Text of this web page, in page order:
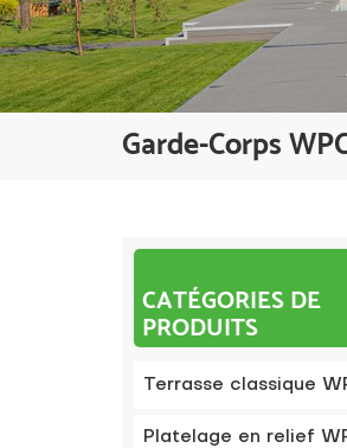
Garde-Corps
CATÉGORIES DE
PRODUITS
Terrasse classique
Platelage en relief